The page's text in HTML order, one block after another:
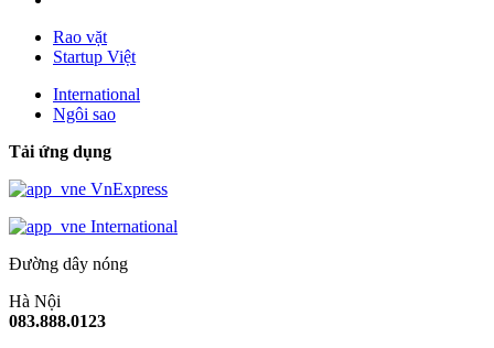
Rao vặt
Startup Việt
International
Ngôi sao
Tải ứng dụng
VnExpress
International
Đường dây nóng
Hà Nội
083.888.0123